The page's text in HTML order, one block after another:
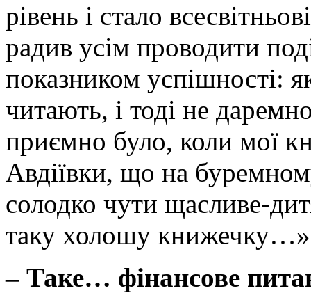
рівень і стало
радив усім проводити
показником успішності:
читають, і тоді не
приємно було, коли мої
Авдіївки, що на
солодко чути щасливе-
таку холошу
– Таке… фінансове